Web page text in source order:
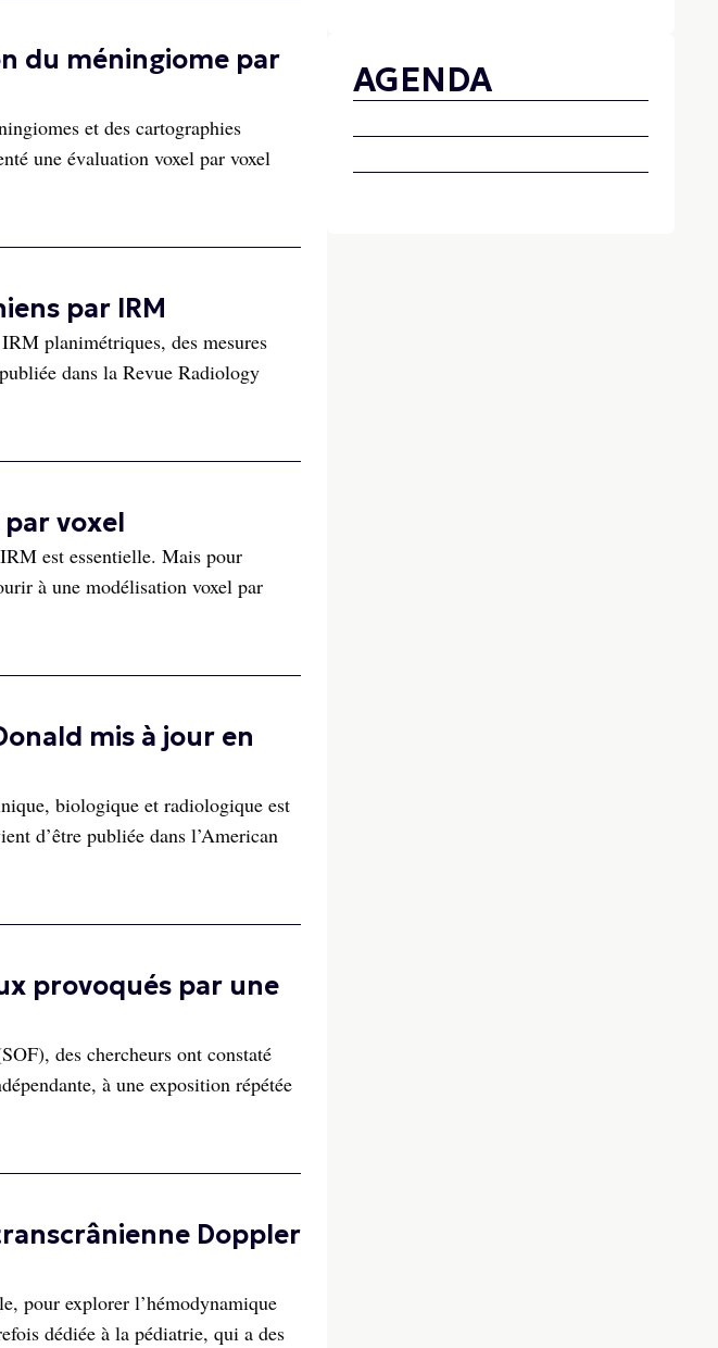
du méningiome par
et des cartographies
une évaluation voxel par voxel
par IRM
planimétriques, des mesures
dans la Revue Radiology
voxel
est essentielle. Mais pour
à une modélisation voxel par
mis à jour en
biologique et radiologique est
d’être publiée dans l’American
provoqués par une
des chercheurs ont constaté
à une exposition répétée
Doppler
pour explorer l’hémodynamique
dédiée à la pédiatrie, qui a des
AGENDA